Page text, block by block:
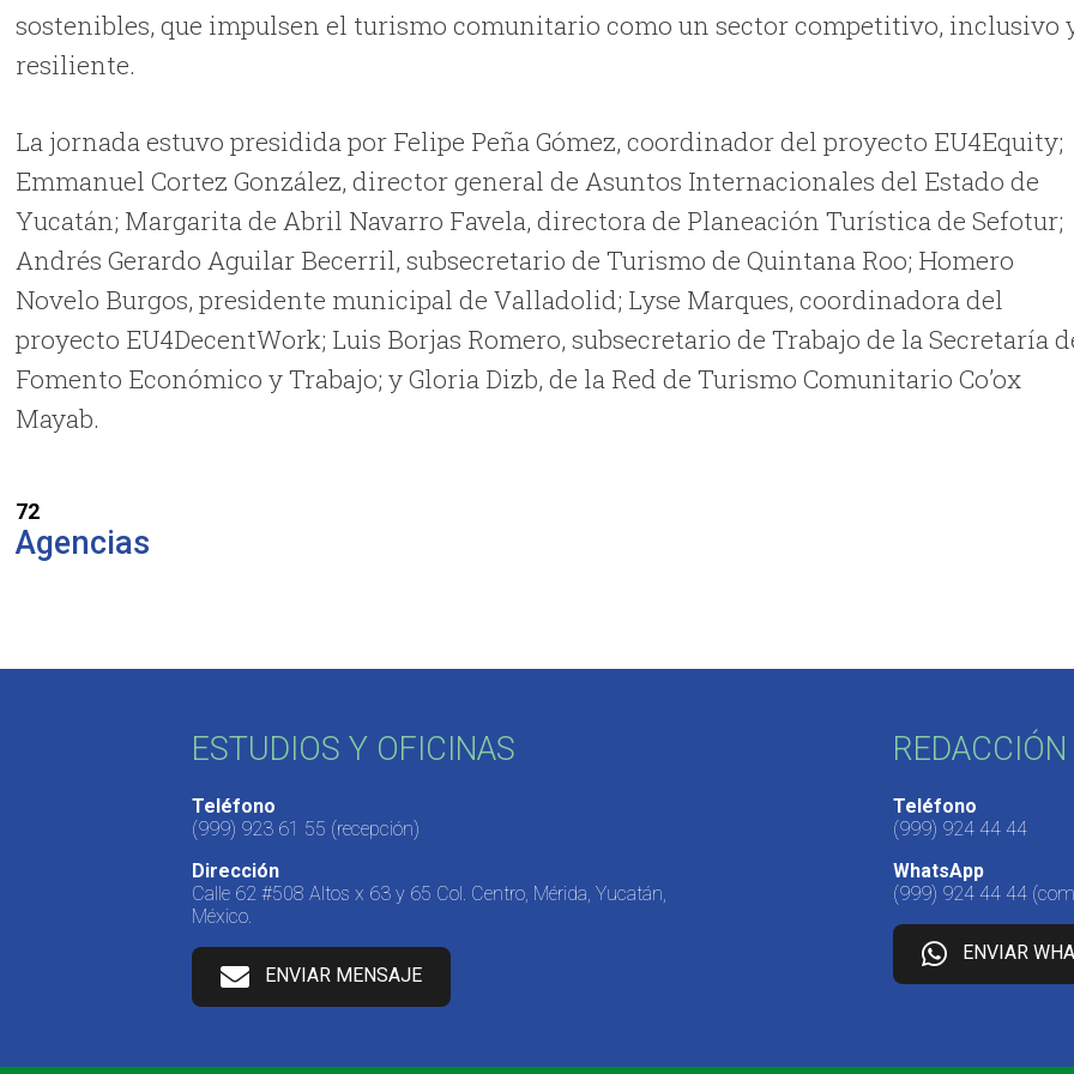
sostenibles, que impulsen el turismo comunitario como un sector competitivo, inclusivo
resiliente.
La jornada estuvo presidida por Felipe Peña Gómez, coordinador del proyecto EU4Equity;
Emmanuel Cortez González, director general de Asuntos Internacionales del Estado de
Yucatán; Margarita de Abril Navarro Favela, directora de Planeación Turística de Sefotur;
Andrés Gerardo Aguilar Becerril, subsecretario de Turismo de Quintana Roo; Homero
Novelo Burgos, presidente municipal de Valladolid; Lyse Marques, coordinadora del
proyecto EU4DecentWork; Luis Borjas Romero, subsecretario de Trabajo de la Secretaría
Fomento Económico y Trabajo; y Gloria Dizb, de la Red de Turismo Comunitario Co’ox
Mayab.
72
Agencias
ESTUDIOS Y OFICINAS
Teléfono
(999) 923 61 55 (recepción)
Dirección
Calle 62 #508 Altos x 63 y 65 Col. Centro, Mérida, Yucatán,
México.
ENVIAR MENSAJE
Teléfono
(999) 924 44 44
WhatsApp
(999) 924 44 44
ENVIAR